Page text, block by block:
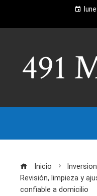
Inicio
Revisión, limpieza y
confiable a domicilio